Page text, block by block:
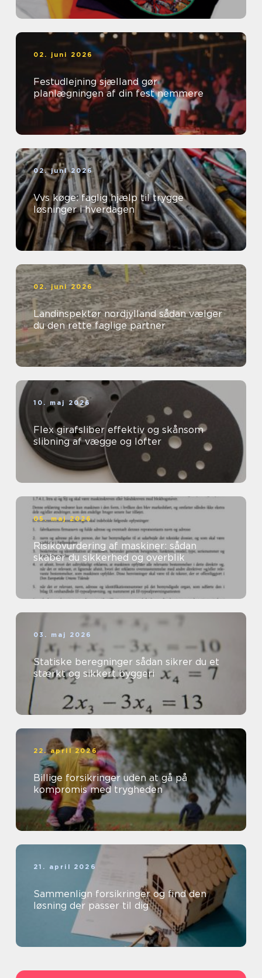
02. juni 2026
Festudlejning sjælland gør
planlægningen af din fest nemmere
02. juni 2026
Vvs køge: faglig hjælp til trygge
løsninger i hverdagen
02. juni 2026
Landinspektør nordjylland sådan vælger
du den rette faglige partner
10. maj 2026
Flex girafsliber effektiv og skånsom
slibning af vægge og lofter
05. maj 2026
Risikovurdering af maskiner: sådan
skaber du sikkerhed og overblik
03. maj 2026
Statiske beregninger sådan sikrer du et
stærkt og sikkert byggeri
22. april 2026
Billige forsikringer uden at gå på
kompromis med trygheden
21. april 2026
Sammenlign forsikringer og find den
løsning der passer til dig